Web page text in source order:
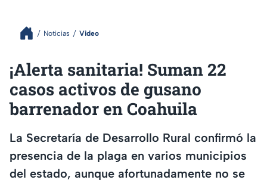
Noticias Video
¡Alerta sanitaria! Suman 22
casos activos de gusano
barrenador en Coahuila
La Secretaría de Desarrollo Rural confirmó la
presencia de la plaga en varios municipios
del estado, aunque afortunadamente no se